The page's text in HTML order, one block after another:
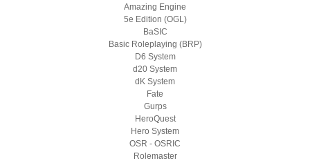
Amazing Engine
5e Edition (OGL)
BaSIC
Basic Roleplaying (BRP)
D6 System
d20 System
dK System
Fate
Gurps
HeroQuest
Hero System
OSR - OSRIC
Rolemaster